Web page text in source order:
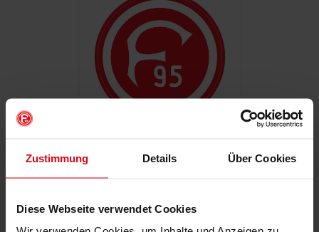
Zustimmung Details Über Cookies
Diese Webseite verwendet Cookies
Mitgliederpreis: € 2,65